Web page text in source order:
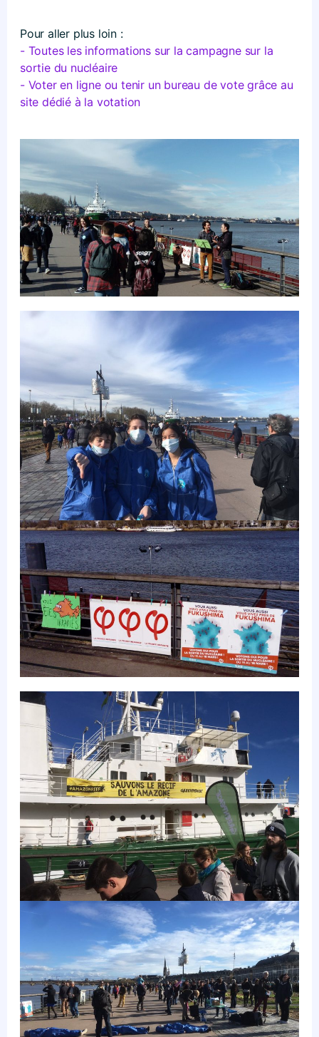
Pour aller plus loin :
- Toutes les informations sur la campagne sur la
sortie du nucléaire
- Voter en ligne ou tenir un bureau de vote grâce au
site dédié à la votation